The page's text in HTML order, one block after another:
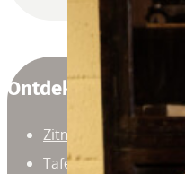
Ontdek
Zitmeubelen
Tafels